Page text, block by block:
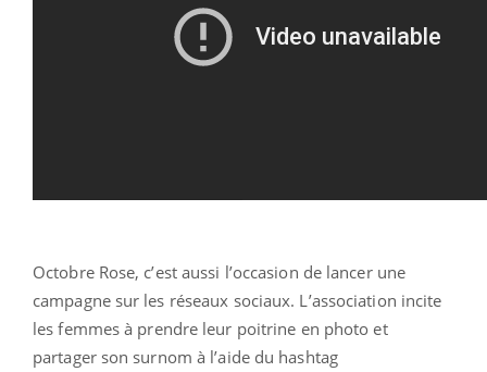
Octobre Rose, c’est aussi l’occasion de lancer une
campagne sur les réseaux sociaux. L’association incite
les femmes à prendre leur poitrine en photo et
partager son surnom à l’aide du hashtag